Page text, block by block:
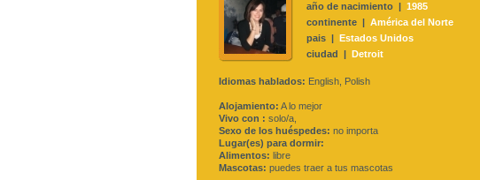
año de nacimiento | 1985
continente | América del Norte
pais | Estados Unidos
ciudad | Detroit
Idiomas hablados: English, Polish
Alojamiento: A lo mejor
Vivo con : solo/a,
Sexo de los huéspedes: no importa
Lugar(es) para dormir:
Alimentos: libre
Mascotas: puedes traer a tus mascotas